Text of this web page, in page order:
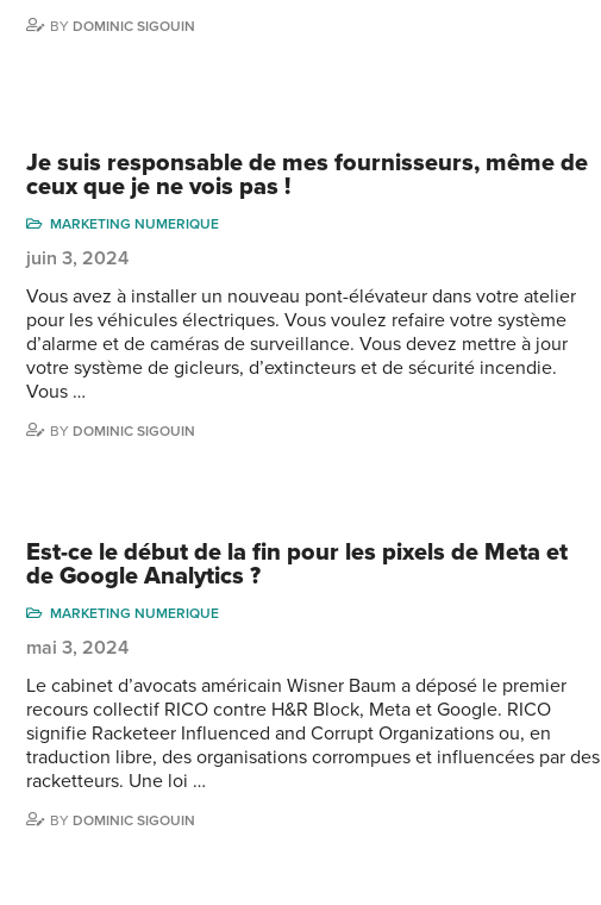
BY DOMINIC SIGOUIN
Je suis responsable de mes fournisseurs, même de
ceux que je ne vois pas !
MARKETING NUMERIQUE
juin 3, 2024
Vous avez à installer un nouveau pont-élévateur dans votre atelier
pour les véhicules électriques. Vous voulez refaire votre système
d’alarme et de caméras de surveillance. Vous devez mettre à jour
votre système de gicleurs, d’extincteurs et de sécurité incendie.
Vous …
BY DOMINIC SIGOUIN
Est-ce le début de la fin pour les pixels de Meta et
de Google Analytics ?
MARKETING NUMERIQUE
mai 3, 2024
Le cabinet d’avocats américain Wisner Baum a déposé le premier
recours collectif RICO contre H&R Block, Meta et Google. RICO
signifie Racketeer Influenced and Corrupt Organizations ou, en
traduction libre, des organisations corrompues et influencées par des
racketteurs. Une loi …
BY DOMINIC SIGOUIN